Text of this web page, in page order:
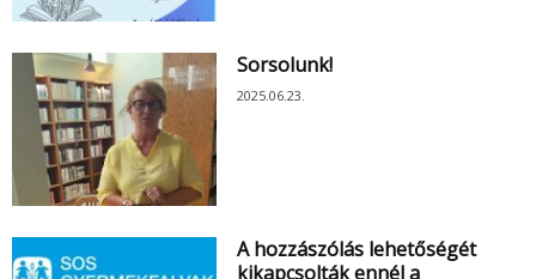
Sorsolunk!
2025.06.23.
A hozzászólás lehetőségét
kikapcsolták ennél a